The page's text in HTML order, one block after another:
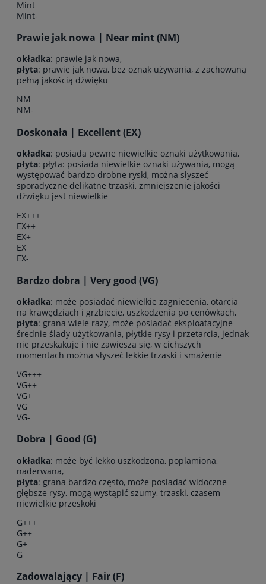
Mint
Mint-
Prawie jak nowa | Near mint (NM)
okładka: prawie jak nowa,
płyta: prawie jak nowa, bez oznak używania, z zachowaną
pełną jakością dźwięku
NM
NM-
Doskonała | Excellent (EX)
okładka: posiada pewne niewielkie oznaki użytkowania,
płyta: płyta: posiada niewielkie oznaki używania, mogą
występować bardzo drobne ryski, można słyszeć
sporadyczne delikatne trzaski, zmniejszenie jakości
dźwięku jest niewielkie
EX+++
EX++
EX+
EX
EX-
Bardzo dobra | Very good (VG)
okładka: może posiadać niewielkie zagniecenia, otarcia
na krawędziach i grzbiecie, uszkodzenia po cenówkach,
płyta: grana wiele razy, może posiadać eksploatacyjne
średnie ślady użytkowania, płytkie rysy i przetarcia, jednak
nie przeskakuje i nie zawiesza się, w cichszych
momentach można słyszeć lekkie trzaski i smażenie
VG+++
VG++
VG+
VG
VG-
Dobra | Good (G)
okładka: może być lekko uszkodzona, poplamiona,
naderwana,
płyta: grana bardzo często, może posiadać widoczne
głębsze rysy, mogą wystąpić szumy, trzaski, czasem
niewielkie przeskoki
G+++
G++
G+
G
Zadowalający | Fair (F)